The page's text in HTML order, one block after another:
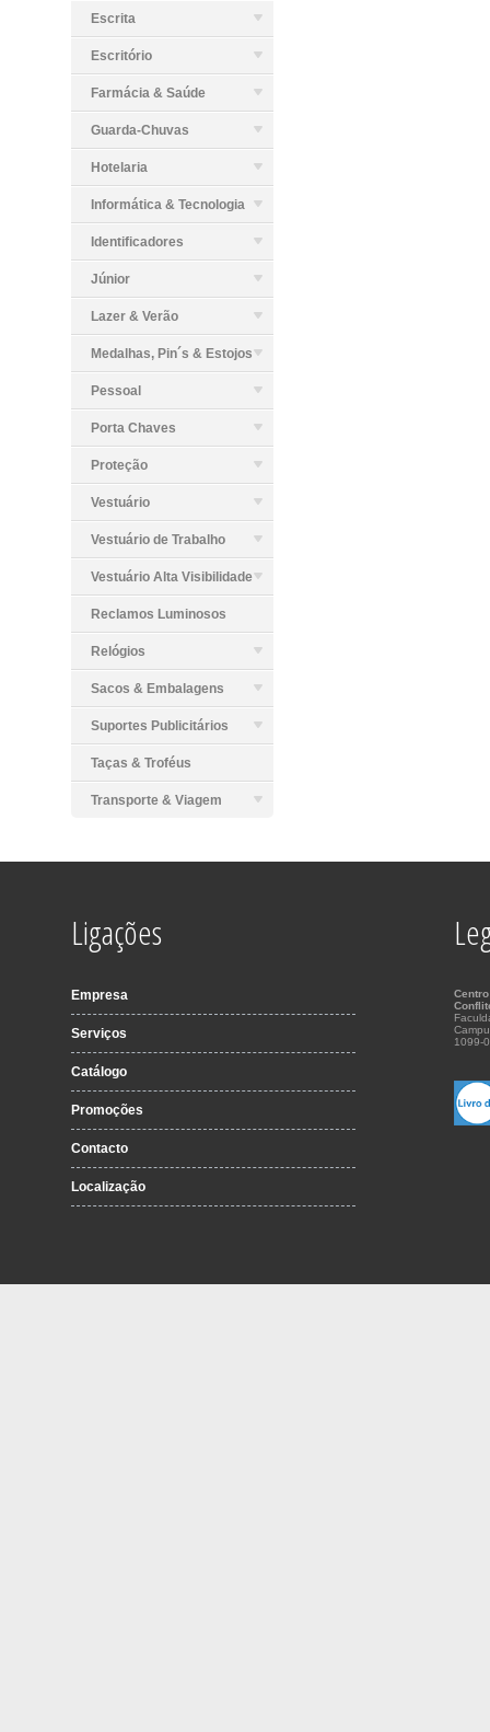
Escrita
Escritório
Farmácia & Saúde
Guarda-Chuvas
Hotelaria
Informática & Tecnologia
Identificadores
Júnior
Lazer & Verão
Medalhas, Pin´s & Estojos
Pessoal
Porta Chaves
Proteção
Vestuário
Vestuário de Trabalho
Vestuário Alta Visibilidade
Reclamos Luminosos
Relógios
Sacos & Embalagens
Suportes Publicitários
Taças & Troféus
Transporte & Viagem
Ligações
Empresa
Serviços
Catálogo
Promoções
Contacto
Localização
1099-